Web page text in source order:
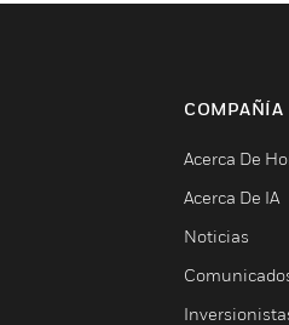
COMPAÑÍA
Acerca De
Acerca De IA
Noticias